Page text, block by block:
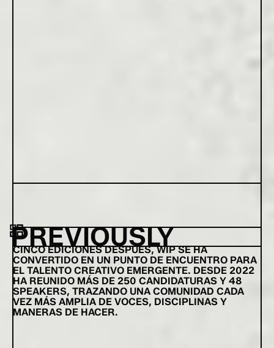
PREVIOUSLY
CINCO EDICIONES DESPUÉS, WIP SE HA
CONVERTIDO EN UN PUNTO DE ENCUENTRO PARA
EL TALENTO CREATIVO EMERGENTE. DESDE 2022
HA REUNIDO MÁS DE 250 CANDIDATURAS Y 48
SPEAKERS, TRAZANDO UNA COMUNIDAD CADA
VEZ MÁS AMPLIA DE VOCES, DISCIPLINAS Y
MANERAS DE HACER.